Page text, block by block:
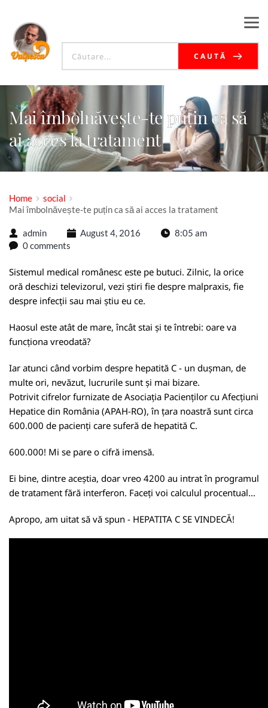
CAUTĂ
Mai îmbolnăvește-te puțin ca să
ai acces la tratament
Home
social
Mai îmbolnăvește-te puțin ca să ai acces la tratament
admin August 4, 2016
8:05 am
0 comments
Sistemul medical românesc este pe butuci. Zilnic, la orice
oră deschizi televizorul, vezi știri fie despre malpraxis, fie
despre infecții sau mai știu eu ce.
Haosul este atât de mare, încât stai și te întrebi: oare va
funcționa vreodată?
Iar atunci când vorbim despre hepatită C - un dușman, de
multe ori, nevăzut, lucrurile sunt și mai bizare.
Potrivit cifrelor furnizate de Asociația Pacienților cu Afecțiuni
Hepatice din România (APAH-RO), în țara noastră sunt circa
600.000 de pacienți care suferă de hepatită C.
600.000! Mi se pare o cifră imensă.
Ei bine, dintre aceștia, doar vreo 4200 au intrat în programul
de tratament fără interferon. Faceți voi calculul procentual...
Apropo, am uitat să vă spun - HEPATITA C SE VINDECĂ!